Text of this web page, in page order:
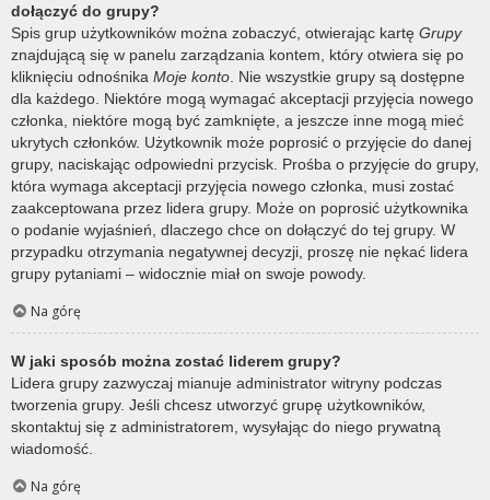
dołączyć do grupy?
Spis grup użytkowników można zobaczyć, otwierając kartę Grupy
znajdującą się w panelu zarządzania kontem, który otwiera się po
kliknięciu odnośnika Moje konto . Nie wszystkie grupy są dostępne
dla każdego. Niektóre mogą wymagać akceptacji przyjęcia nowego
członka, niektóre mogą być zamknięte, a jeszcze inne mogą mieć
ukrytych członków. Użytkownik może poprosić o przyjęcie do danej
grupy, naciskając odpowiedni przycisk. Prośba o przyjęcie do grupy,
która wymaga akceptacji przyjęcia nowego członka, musi zostać
zaakceptowana przez lidera grupy. Może on poprosić użytkownika
o podanie wyjaśnień, dlaczego chce on dołączyć do tej grupy. W
przypadku otrzymania negatywnej decyzji, proszę nie nękać lidera
grupy pytaniami – widocznie miał on swoje powody.
Na górę
W jaki sposób można zostać liderem grupy?
Lidera grupy zazwyczaj mianuje administrator witryny podczas
tworzenia grupy. Jeśli chcesz utworzyć grupę użytkowników,
skontaktuj się z administratorem, wysyłając do niego prywatną
wiadomość.
Na górę